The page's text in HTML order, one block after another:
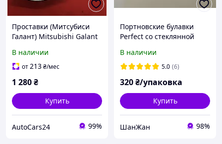
Проставки (Митсубиси
Галант) Mitsubishi Galant
В наличии
от213₴/мес
1 280₴
Купить
AutoCars24 99%
Портновские булавки
Perfect со стеклянной
В наличии
5.0 (6)
320₴/упаковка
Купить
ШанЖан 98%